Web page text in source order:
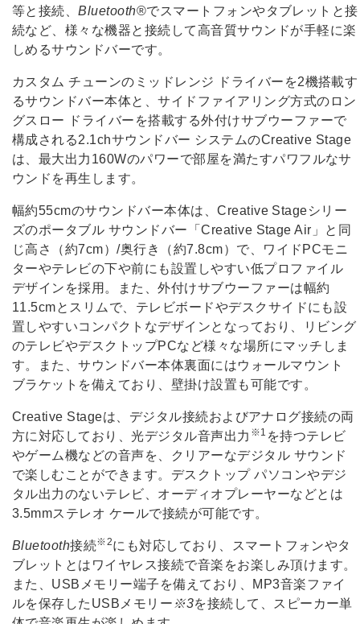
等と接続、Bluetooth®でスマートフォンやタブレットと接
続など、様々な機器と接続して高音質サウンドが手軽に楽
しめるサウンドバーです。
カスタム チューンのミッドレンジ ドライバーを2機搭載す
るサウンドバー本体と、サイドファイアリング方式のロン
グスロー ドライバーを搭載する外付けサブウーファーで
構成される2.1chサウンドバー システムのCreative Stage
は、最大出力160Wのパワーで部屋を満たすパワフルなサ
ウンドを再生します。
幅約55cmのサウンドバー本体は、Creative Stageシリー
ズのポータブル サウンドバー「Creative Stage Air」と同
じ高さ（約7cm）/奥行き（約7.8cm）で、ワイドPCモニ
ターやテレビの下や前にも設置しやすい低プロファイル
デザインを採用。また、外付けサブウーファーは幅約
11.5cmとスリムで、テレビボードやデスクサイドにも設
置しやすいコンパクトなデザインとなっており、リビング
のテレビやデスクトップPCなど様々な場所にマッチしま
す。また、サウンドバー本体裏面にはウォールマウント
ブラケットを備えており、壁掛け設置も可能です。
Creative Stageは、デジタル接続およびアナログ接続の両
方に対応しており、光デジタル音声出力 ※1 を持つテレビ
やゲーム機などの音声を、クリアーなデジタル サウンド
で楽しむことができます。デスクトップ パソコンやデジ
タル出力のないテレビ、オーディオプレーヤーなどとは
3.5mmステレオ ケールで接続が可能です。
Bluetooth接続※2にも対応しており、スマートフォンやタ
ブレットとはワイヤレス接続で音楽をお楽しみ頂けます。
また、USBメモリー端子を備えており、MP3音楽ファイ
ルを保存したUSBメモリー※3を接続して、スピーカー単